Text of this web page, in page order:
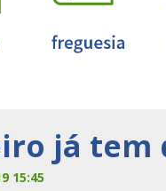
já
15:45